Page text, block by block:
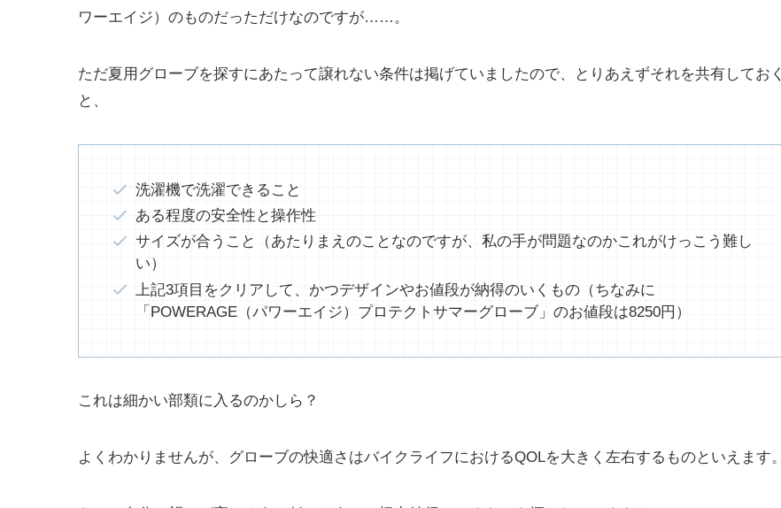
ワーエイジ）のものだっただけなのですが……。
ただ夏用グローブを探すにあたって譲れない条件は掲げていましたので、とりあえずそれを共有しておく
と、
洗濯機で洗濯できること
ある程度の安全性と操作性
サイズが合うこと（あたりまえのことなのですが、私の手が問題なのかこれがけっこう難し
い）
上記3項目をクリアして、かつデザインやお値段が納得のいくもの（ちなみに
「POWERAGE（パワーエイジ）プロテクトサマーグローブ」のお値段は8250円）
これは細かい部類に入るのかしら？
よくわかりませんが、グローブの快適さはバイクライフにおけるQOLを大きく左右するものといえます。